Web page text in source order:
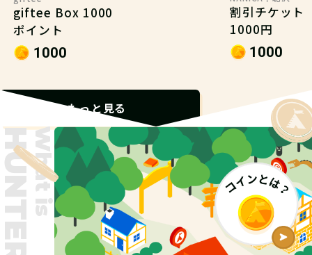
giftee Box 1000
ポイント
1000
割引チケット
1000円
1000
もっと見る
What is